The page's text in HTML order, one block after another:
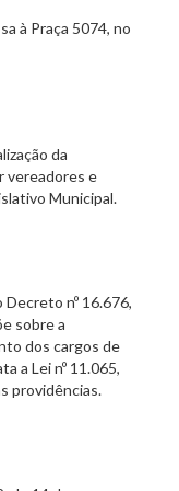
à Praça 5074, no
da
vereadores e
Municipal.
nº 16.676,
sobre a
dos cargos de
a Lei nº 11.065,
providências.